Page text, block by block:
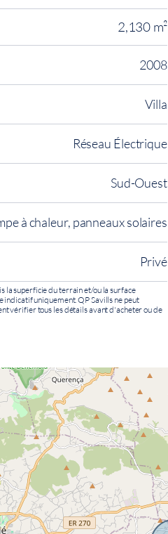
2,130 m²
2008
Villa
Réseau Électrique
Sud-Ouest
à chaleur, panneaux solaires
Privé
la superficie du terrain et/ou la surface
uniquement. QP Savills ne peut
vérifier tous les détails avant d'acheter ou de